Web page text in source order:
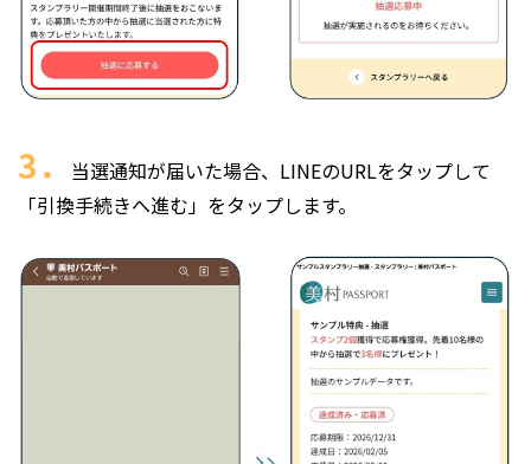
3．
当選通知が届いた場合、LINEのURLをタップして
「引換手続きへ進む」をタップします。